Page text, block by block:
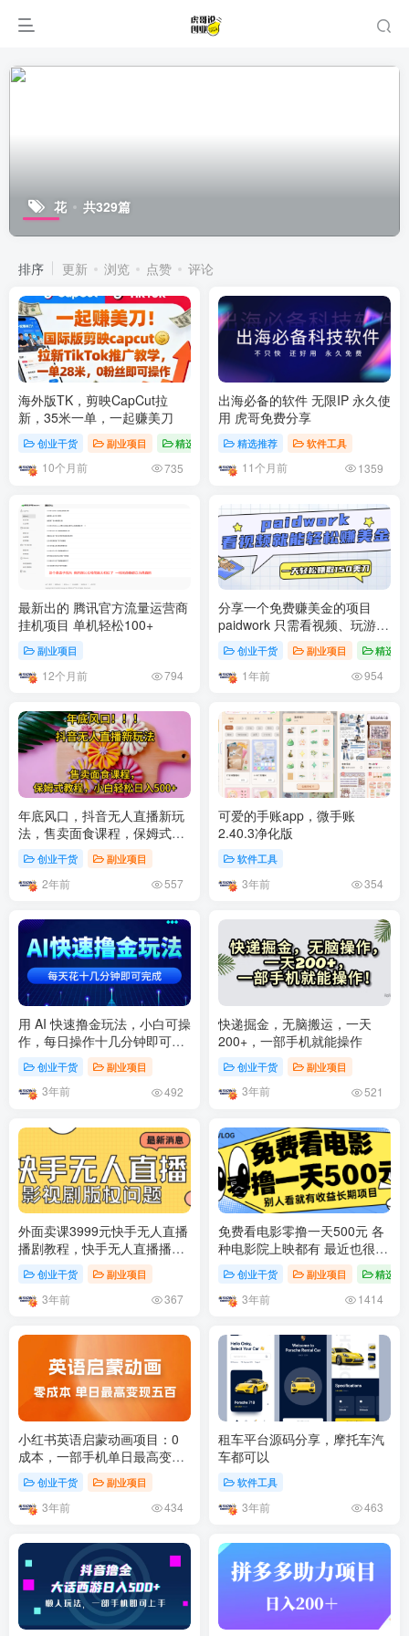
花 共329篇
排序 更新 浏览 点赞 评论
海外版TK，剪映CapCut拉
新，35米一单，一起赚美刀
创业干货 副业项目 精选推荐
10个月前 735
出海必备的软件 无限IP 永久使
用 虎哥免费分享
精选推荐 软件工具
11个月前 1359
最新出的 腾讯官方流量运营商
挂机项目 单机轻松100+
副业项目
12个月前 794
分享一个免费赚美金的项目
paidwork 只需看视频、玩游戏
简单任务就可以一天150+美金
创业干货 副业项目 精选推
1年前 954
年底风口，抖音无人直播新玩
法，售卖面食课程，保姆式教
程，小白轻松日入500+
创业干货 副业项目
2年前 557
可爱的手账app，微手账
2.40.3净化版
软件工具
3年前 354
用 AI 快速撸金玩法，小白可操
作，每日操作十几分钟即可完
创业干货 副业项目
3年前 492
快递掘金，无脑搬运，一天
200+，一部手机就能操作
创业干货 副业项目
3年前 521
外面卖课3999元快手无人直播
播剧教程，快手无人直播播剧
版权问题(快手无人直播怎么播
放小短剧)
创业干货 副业项目
3年前 367
免费看电影零撸一天500元 各
种电影院上映都有 最近也很多
人靠直播日赚千元项目
创业干货 副业项目 精选推
3年前 1414
小红书英语启蒙动画项目：0
成本，一部手机单日最高变现
创业干货 副业项目
3年前 434
租车平台源码分享，摩托车汽
车都可以
软件工具
3年前 463